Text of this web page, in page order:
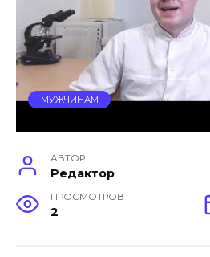
МУЖЧИНАМ
АВТОР
Редактор
ПРОСМОТРОВ
2